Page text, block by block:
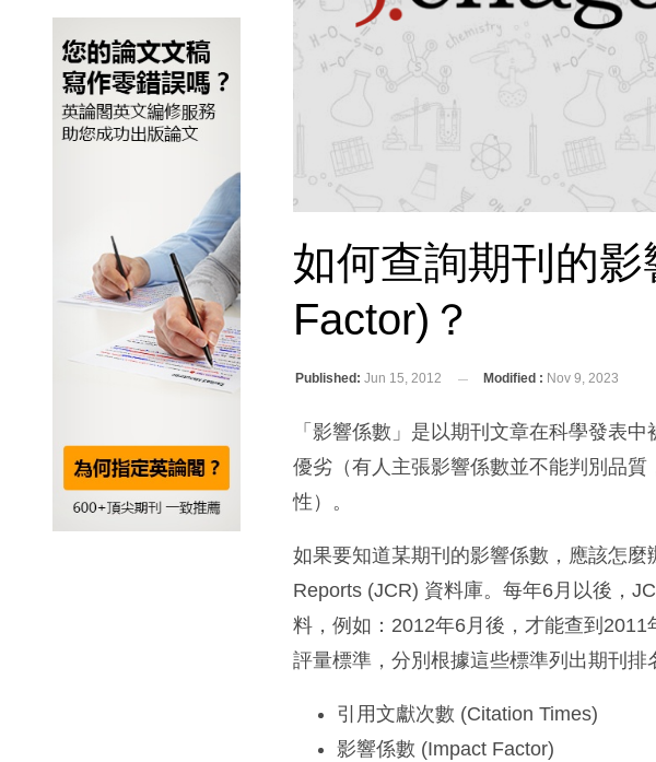
如何查詢期刊的
Factor)？
Published:Jun 15, 2012 Modified : Nov 9, 2023
「影響係數」是以期刊文章在科學發表
優劣（有人主張影響係數並不能判別品
性）。
如果要知道某期刊的影響係數，應該怎
Reports (JCR) 資料庫。每年6月以後，
料，例如：2012年6月後，才能查到
評量標準，分別根據這些標準列出期刊排
引用文獻次數 (Citation Times)
影響係數 (Impact Factor)